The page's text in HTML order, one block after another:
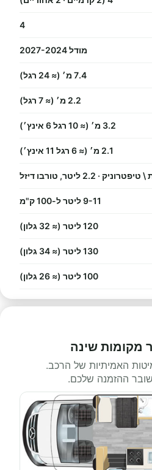
4
מודל 2027-2024
7.4 מ׳ (≈ 24 רגל)
2.2 מ׳ (≈ 7 רגל)
3.2 מ׳ (≈ 10 רגל 6 אינץ׳)
2.1 מ׳ (≈ 6 רגל 11 אינץ׳)
· 2.2 ליטר, טורבו דיזל
9-11 ליטר ל-100 ק"מ
120 ליטר (≈ 32 גלון)
130 ליטר (≈ 34 גלון)
100 ליטר (≈ 26 גלון)
מקומות שינה
האמיתיות של הרכב.
ההזמנה שלכם.